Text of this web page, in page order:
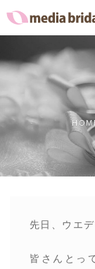
先日、ウエ
皆さんとっ